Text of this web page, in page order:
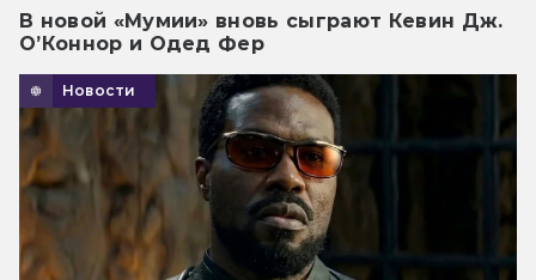
В новой «Мумии» вновь сыграют Кевин Дж.
О’Коннор и Одед Фер
Новости